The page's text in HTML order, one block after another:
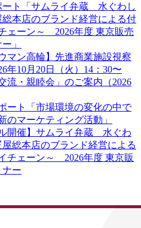
ート「サムライ弁蔵 水ぐわし
本店のブランド経営による付
ェーン～ 2026年度 東京販売
」
マン高輪】先進商業施設視察
10月20日（火）14：30〜
流・親睦会」のご案内（2026
ート「市場環境の変化の中で
のマーケティング活動」
ル開催】サムライ弁蔵 水ぐわ
総本店のブランド経営による
チェーン～ 2026年度 東京販
ナー